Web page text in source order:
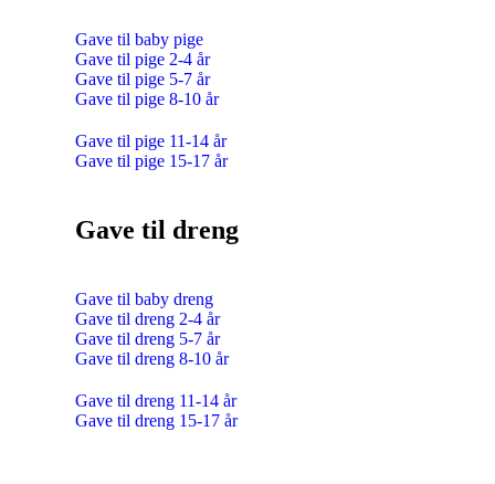
Gave til baby pige
Gave til pige 2-4 år
Gave til pige 5-7 år
Gave til pige 8-10 år
Gave til pige 11-14 år
Gave til pige 15-17 år
Gave til dreng
Gave til baby dreng
Gave til dreng 2-4 år
Gave til dreng 5-7 år
Gave til dreng 8-10 år
Gave til dreng 11-14 år
Gave til dreng 15-17 år